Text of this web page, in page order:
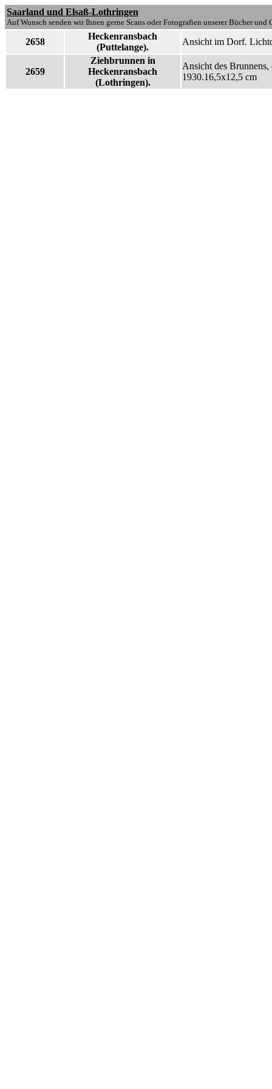
Saarland und Elsaß-Lothringen
Auf Wunsch senden wir Ihnen gerne Scans oder Fotografien unserer Bücher und
2658
Heckenransbach
(Puttelange).
Ansicht im Dorf.
2659
Ziehbrunnen in
Heckenransbach
(Lothringen).
Ansicht des
1930.16,5x12,5 cm